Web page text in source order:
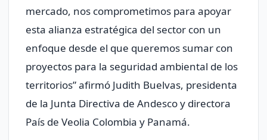
mercado, nos comprometimos para apoyar
esta alianza estratégica del sector con un
enfoque desde el que queremos sumar con
proyectos para la seguridad ambiental de los
territorios” afirmó Judith Buelvas, presidenta
de la Junta Directiva de Andesco y directora
País de Veolia Colombia y Panamá.